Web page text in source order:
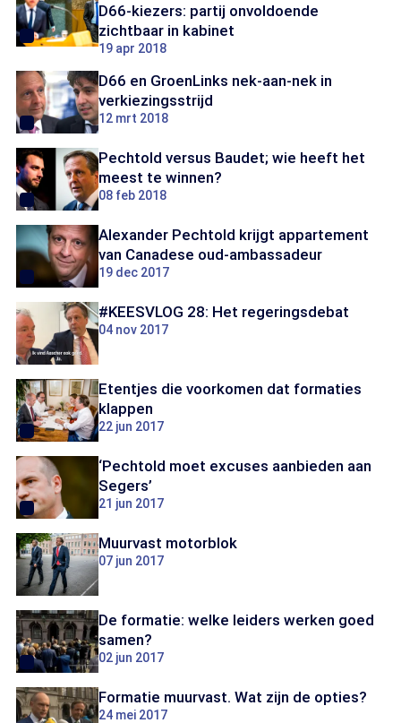
D66-kiezers: partij onvoldoende
zichtbaar in kabinet
19 apr 2018
D66 en GroenLinks nek-aan-nek in
verkiezingsstrijd
12 mrt 2018
Pechtold versus Baudet; wie heeft het
meest te winnen?
08 feb 2018
Alexander Pechtold krijgt appartement
van Canadese oud-ambassadeur
19 dec 2017
#KEESVLOG 28: Het regeringsdebat
04 nov 2017
Etentjes die voorkomen dat formaties
klappen
22 jun 2017
‘Pechtold moet excuses aanbieden aan
Segers’
21 jun 2017
Muurvast motorblok
07 jun 2017
De formatie: welke leiders werken goed
samen?
02 jun 2017
Formatie muurvast. Wat zijn de opties?
24 mei 2017